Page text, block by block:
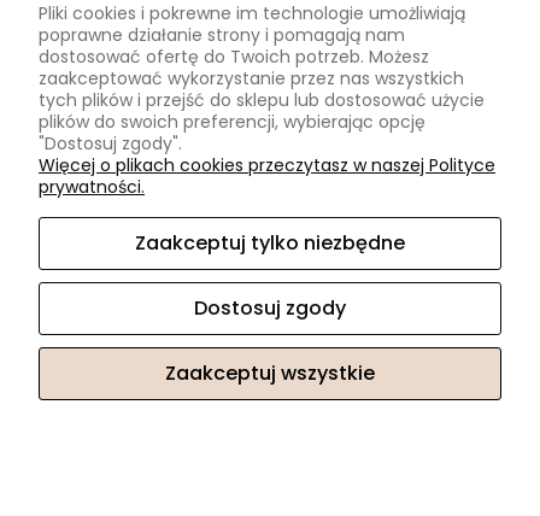
WishYouLuck larvikit bransoletka szczęścia na czerwonym
Pliki cookies i pokrewne im technologie umożliwiają
poprawne działanie strony i pomagają nam
dostosować ofertę do Twoich potrzeb. Możesz
zaakceptować wykorzystanie przez nas wszystkich
tych plików i przejść do sklepu lub dostosować użycie
plików do swoich preferencji, wybierając opcję
"Dostosuj zgody".
Więcej o plikach cookies przeczytasz w naszej Polityce
prywatności.
Zaakceptuj tylko niezbędne
Dostosuj zgody
Zaakceptuj wszystkie